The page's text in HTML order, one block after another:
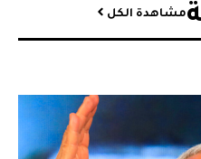
مشاهدة الكل